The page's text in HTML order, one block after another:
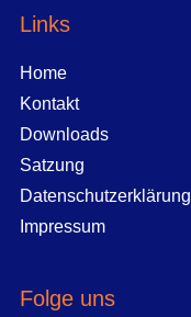
Links
Home
Kontakt
Downloads
Satzung
Datenschutzerklärung
Impressum
Folge uns